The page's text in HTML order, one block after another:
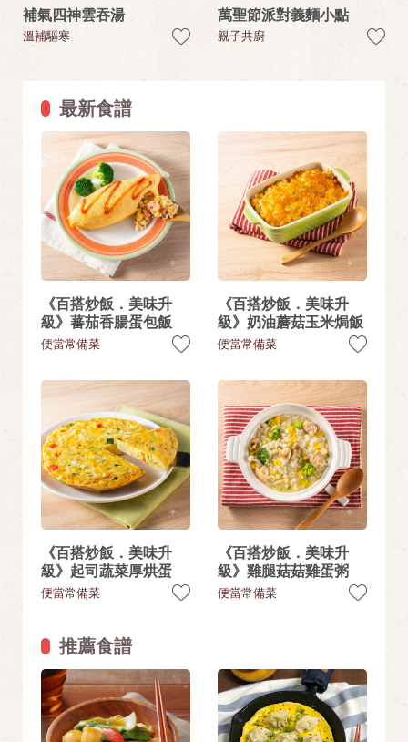
補氣四神雲吞湯
溫補驅寒
萬聖節派對義麵小點
親子共廚
最新食譜
《百搭炒飯．美味升
級》蕃茄香腸蛋包飯
便當常備菜
《百搭炒飯．美味升
級》奶油蘑菇玉米焗飯
便當常備菜
《百搭炒飯．美味升
級》起司蔬菜厚烘蛋
便當常備菜
《百搭炒飯．美味升
級》雞腿菇菇雞蛋粥
便當常備菜
推薦食譜